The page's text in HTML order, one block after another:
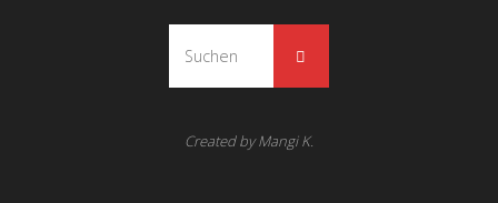
Suchen
Created by Mangi K.